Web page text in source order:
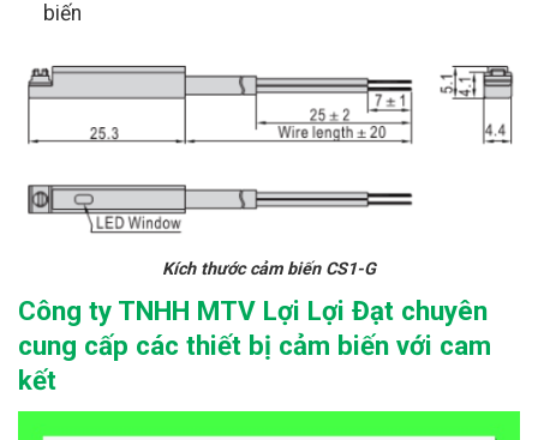
biến
Kích thước cảm biến CS1-G
Công ty TNHH MTV Lợi Lợi Đạt chuyên
cung cấp các thiết bị cảm biến với cam
kết